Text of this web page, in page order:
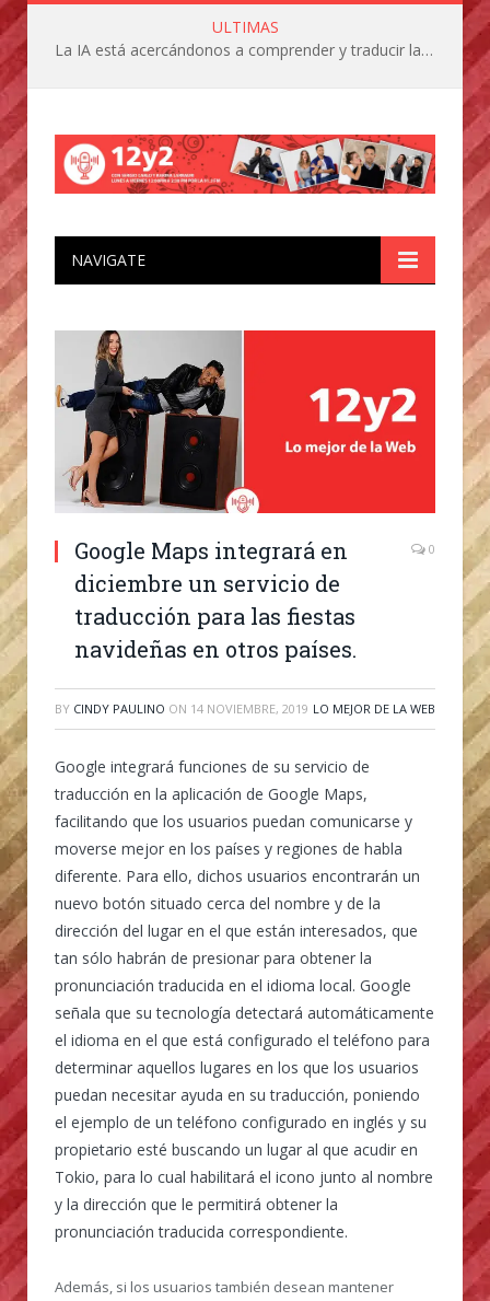
ULTIMAS
La IA está acercándonos a comprender y traducir las vocalizaciones y comportamientos de nuestras mascotas
NAVIGATE
Google Maps integrará en
diciembre un servicio de
traducción para las fiestas
navideñas en otros países.
0
BY CINDY PAULINO ON 14 NOVIEMBRE, 2019 LO MEJOR DE LA WEB
Google integrará funciones de su servicio de
traducción en la aplicación de Google Maps,
facilitando que los usuarios puedan comunicarse y
moverse mejor en los países y regiones de habla
diferente. Para ello, dichos usuarios encontrarán un
nuevo botón situado cerca del nombre y de la
dirección del lugar en el que están interesados, que
tan sólo habrán de presionar para obtener la
pronunciación traducida en el idioma local. Google
señala que su tecnología detectará automáticamente
el idioma en el que está configurado el teléfono para
determinar aquellos lugares en los que los usuarios
puedan necesitar ayuda en su traducción, poniendo
el ejemplo de un teléfono configurado en inglés y su
propietario esté buscando un lugar al que acudir en
Tokio, para lo cual habilitará el icono junto al nombre
y la dirección que le permitirá obtener la
pronunciación traducida correspondiente.
Además, si los usuarios también desean mantener